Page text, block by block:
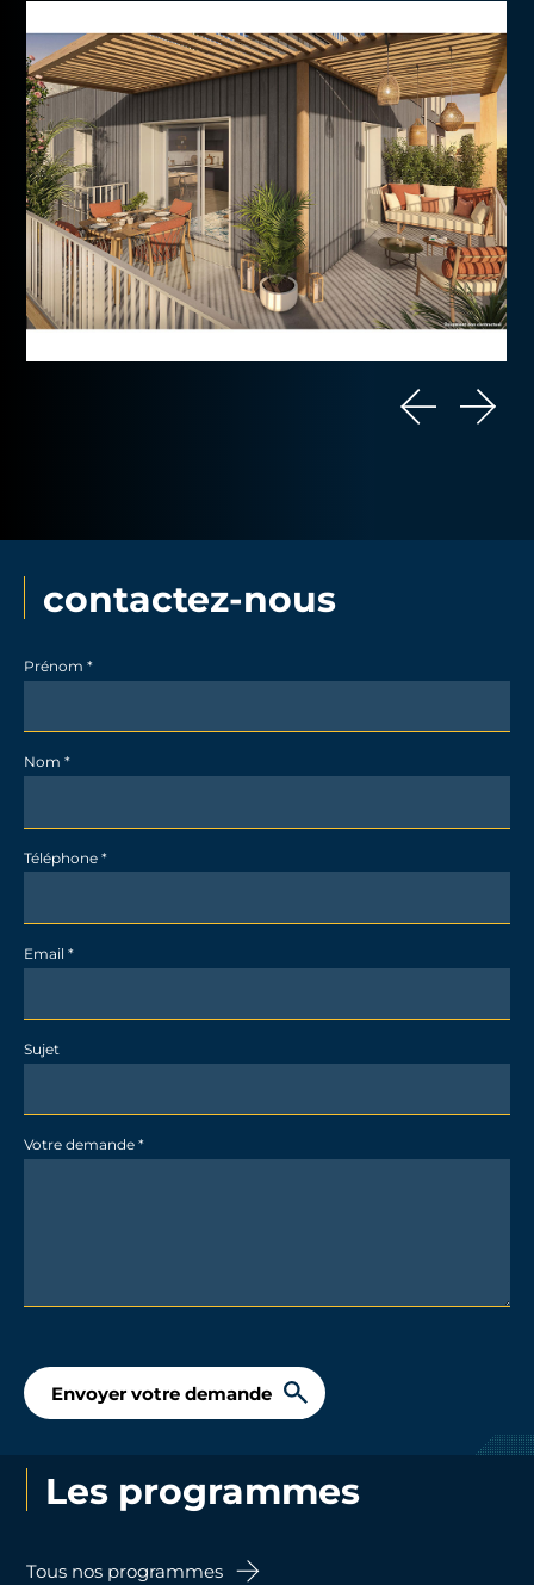
contactez-nous
Contact
-
détail
Prénom*
Nom*
Téléphone*
Email*
Sujet
Votre demande*
Envoyer votre demande
Les programmes
Tous nos programmes